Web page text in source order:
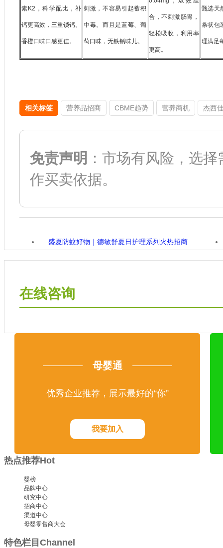
素K2，科学配比，补
钙更高效，三重锁钙。
香橙口味口感更佳。
刺激，不容易引起蓄积
中毒。而且是蓝莓、葡
萄口味，无铁锈味儿。
合，不刺激肠胃，
轻松吸收，利用率
更高。
甄选天
条状包
理满足
相关标签 营养品招商 CBME趋势 营养商机 杰西
免责声明 ：市场有风险，选
作买卖依据。
盛夏防蚊好物｜德敏舒夏日护理系列火热招商
在线咨询
母婴通
优秀企业推荐，展示最好的“你”
我要加入
热点推荐Hot
婴榜
品牌中心
研究中心
招商中心
渠道中心
母婴零售商大会
特色栏目 Channel